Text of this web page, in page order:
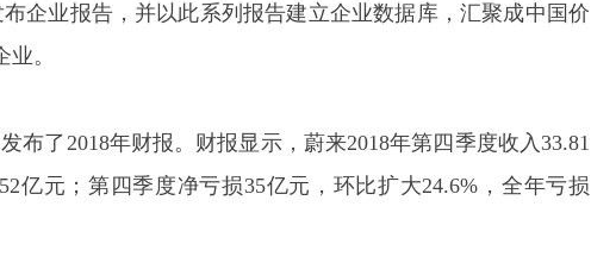
企业报告，并以此系列报告建立企业数据库，汇聚成中国价
。
布了2018年财报。财报显示，蔚来2018年第四季度收入33.81
亿元；第四季度净亏损35亿元，环比扩大24.6%，全年亏损